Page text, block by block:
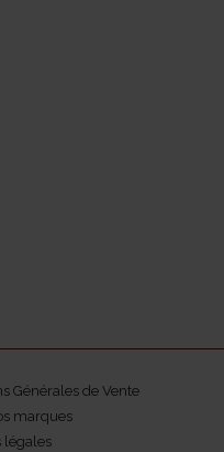
Générales de Vente
marques
légales